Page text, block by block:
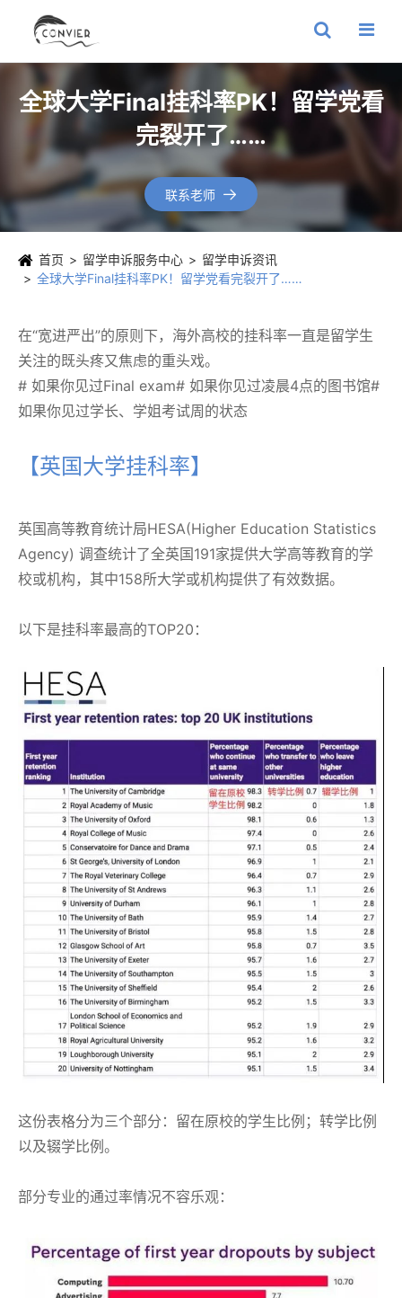
全球大学Final挂科率PK！留学党看
完裂开了……
联系老师 
首页 留学申诉服务中心
留学申诉资讯
全球大学Final挂科率PK！留学党看完裂开了……
在“宽进严出”的原则下，海外高校的挂科率一直是留学生
关注的既头疼又焦虑的重头戏。
# 如果你见过Final exam# 如果你见过凌晨4点的图书馆#
如果你见过学长、学姐考试周的状态
【英国大学挂科率】
英国高等教育统计局HESA(Higher Education Statistics
Agency) 调查统计了全英国191家提供大学高等教育的学
校或机构，其中158所大学或机构提供了有效数据。
以下是挂科率最高的TOP20：
这份表格分为三个部分：留在原校的学生比例；转学比例
以及辍学比例。
部分专业的通过率情况不容乐观：